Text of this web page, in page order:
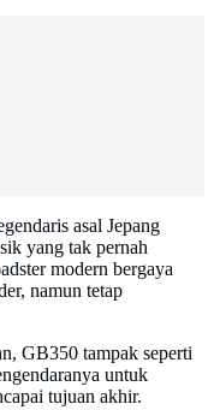
asal Jepang
yang tak pernah
modern bergaya
namun tetap
GB350 tampak seperti
untuk
tujuan akhir.